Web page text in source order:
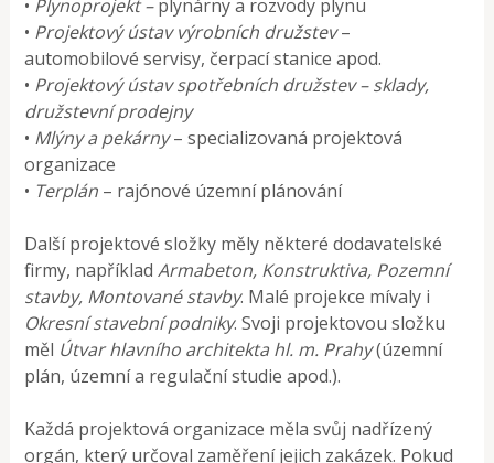
• Plynoprojekt –plynárny a rozvody plynu
• Projektový ústav výrobních družstev–
automobilové servisy, čerpací stanice apod.
• Projektový ústav spotřebních družstev – sklady,
družstevní prodejny
• Mlýny a pekárny– specializovaná projektová
organizace
• Terplán – rajónové územní plánování
Další projektové složky měly některé dodavatelské
firmy, napříkladArmabeton, Konstruktiva, Pozemní
stavby, Montované stavby. Malé projekce mívaly i
Okresní stavební podniky. Svoji projektovou složku
měl Útvar hlavního architekta hl. m. Prahy(územní
plán, územní a regulační studie apod.).
Každá projektová organizace měla svůj nadřízený
orgán, který určoval zaměření jejich zakázek. Pokud